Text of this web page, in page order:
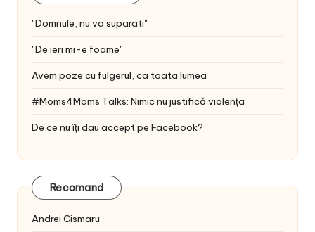
"Domnule, nu va suparati"
"De ieri mi-e foame"
Avem poze cu fulgerul, ca toata lumea
#Moms4Moms Talks: Nimic nu justifică violența
De ce nu îți dau accept pe Facebook?
Recomand
Andrei Cismaru